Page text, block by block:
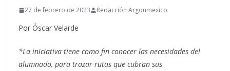
27 de febrero de 2023 Redacción Argonmexico
Por Óscar Velarde
*La iniciativa tiene como fin conocer las necesidades del
alumnado, para trazar rutas que cubran sus